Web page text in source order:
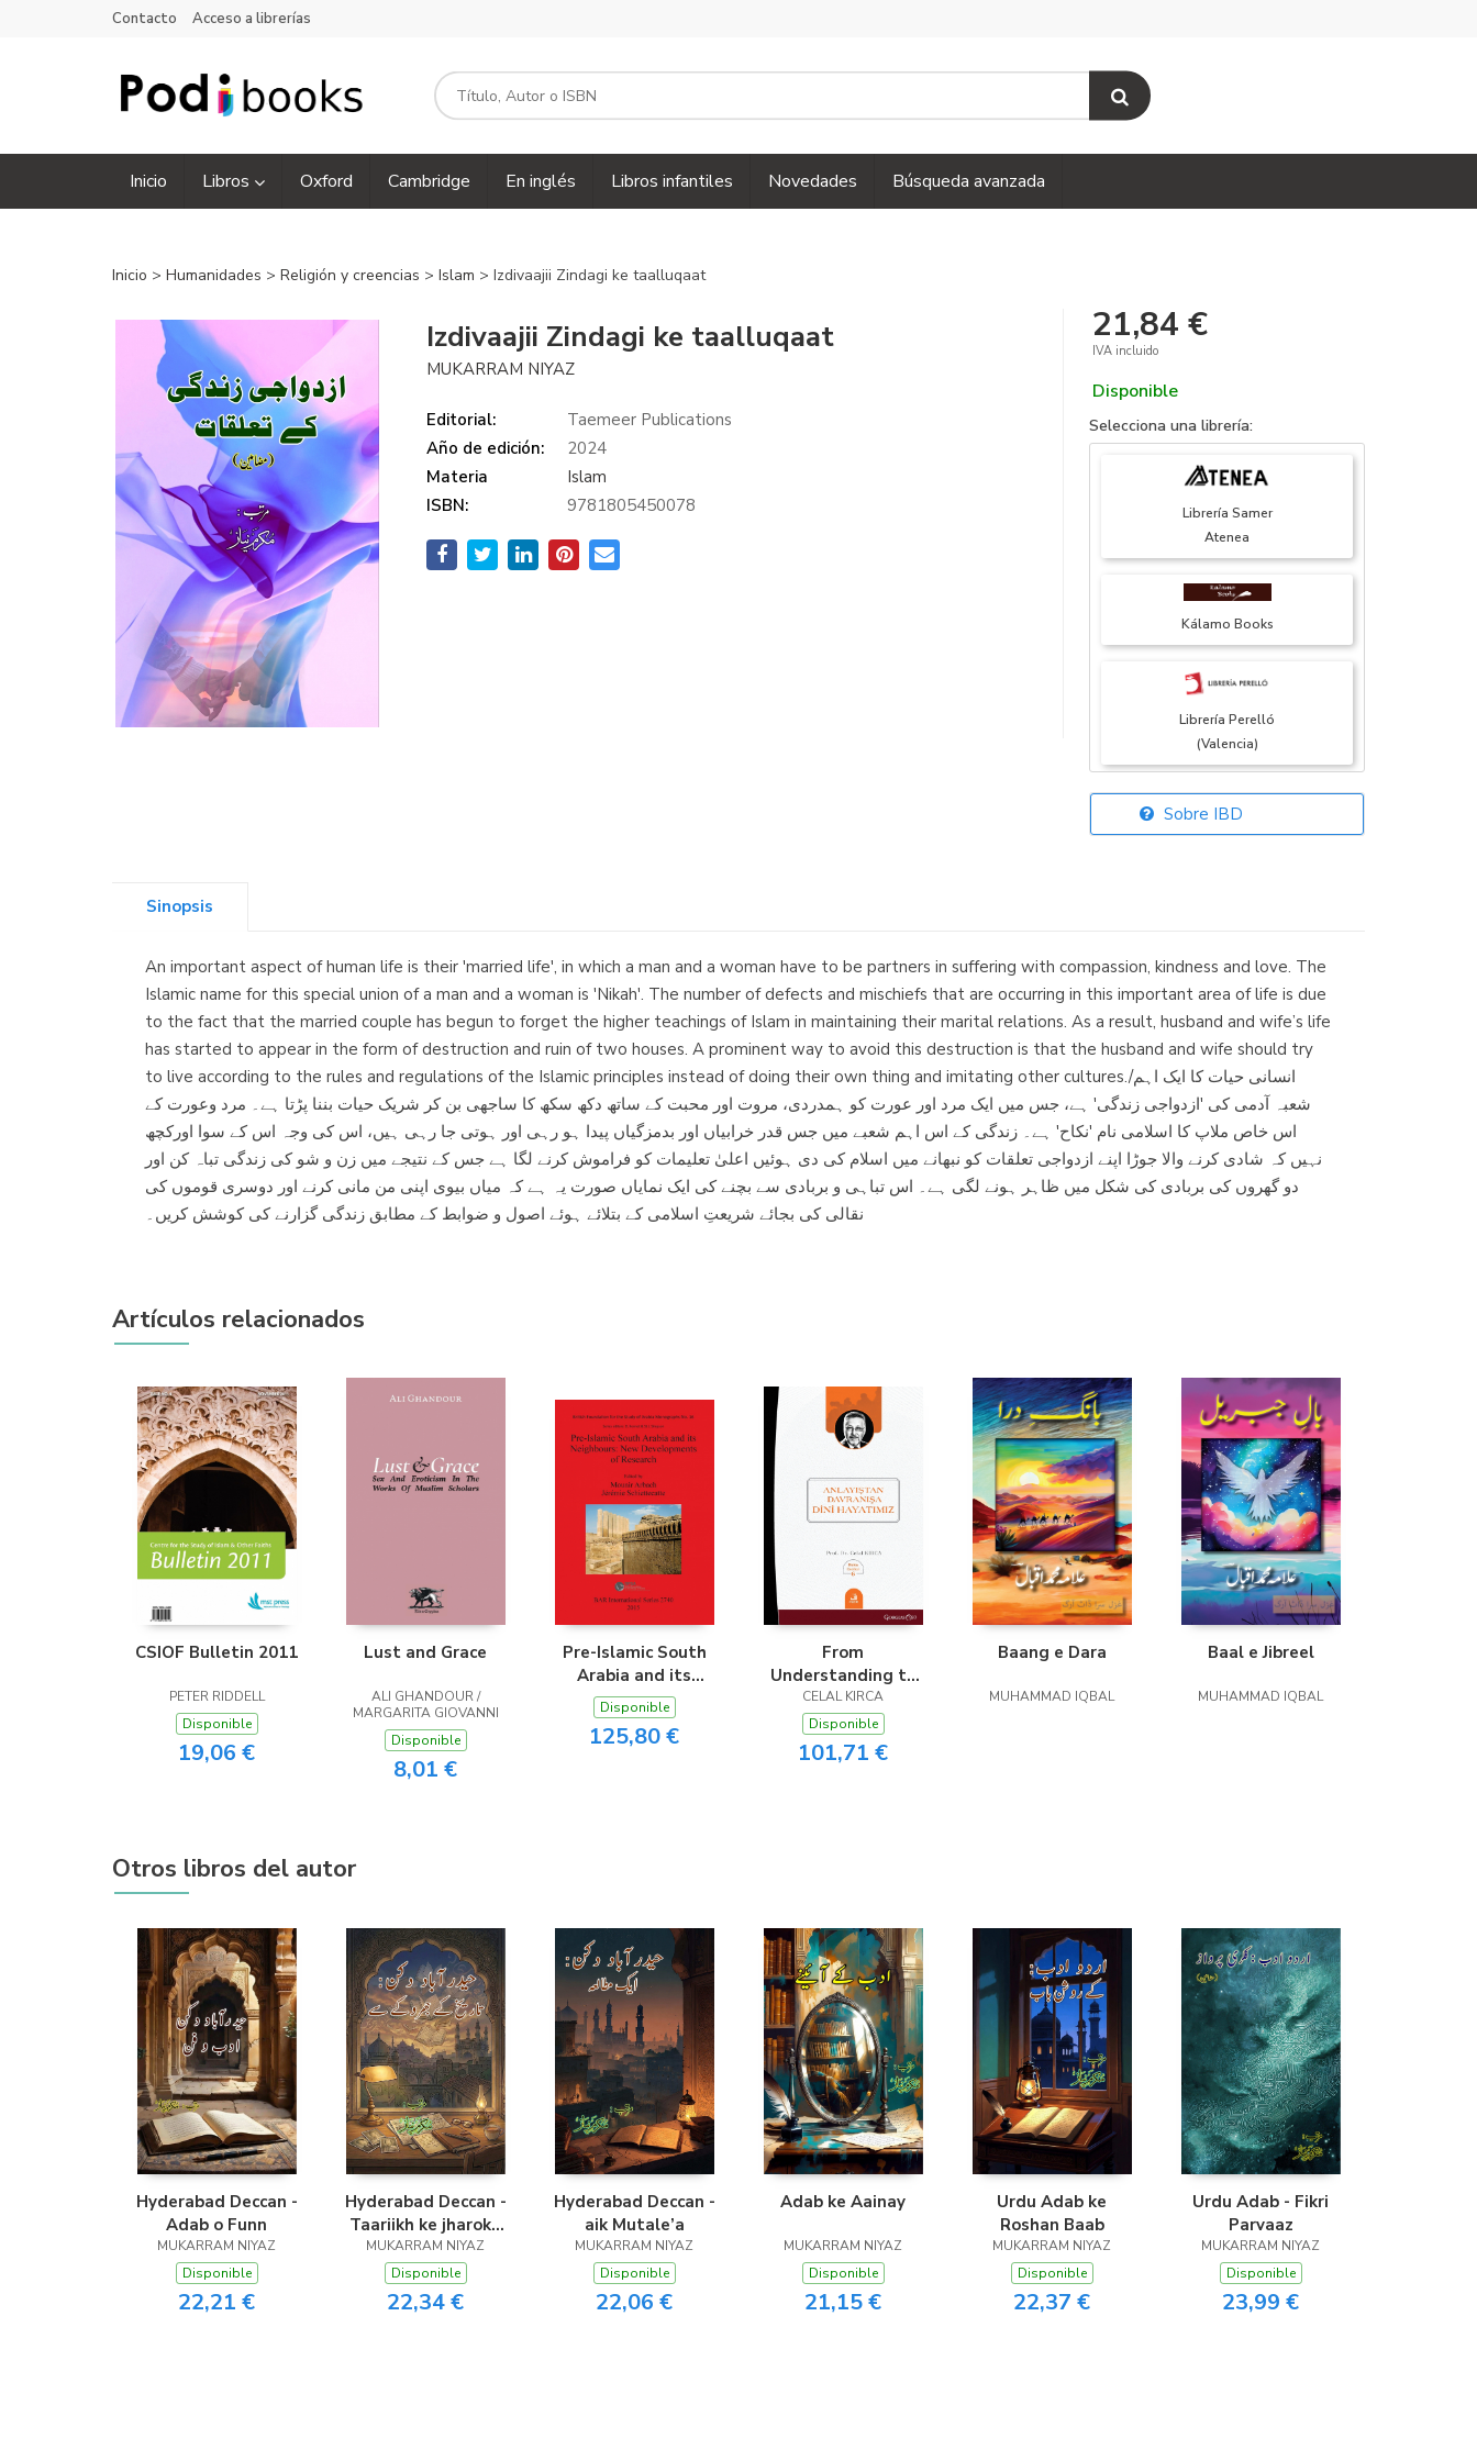
Contacto Acceso a librerías
Inicio Libros Oxford Cambridge En inglés Libros infantiles Novedades Búsqueda avanzada
Inicio > Humanidades > Religión y creencias > Islam > Izdivaajii Zindagi ke taalluqaat
Izdivaajii Zindagi ke taalluqaat
MUKARRAM NIYAZ
Editorial:
Taemeer Publications
Año de edición:
2024
Materia
Islam
ISBN:
9781805450078
21,84 €
IVA incluido
Disponible
Selecciona una librería:
Librería Samer
Atenea
Kálamo Books
Librería Perelló
(Valencia)
Librería Elías
Librería Proteo
(Málaga)
Sobre IBD
Sinopsis
An important aspect of human life is their 'married life', in which a man and a woman have to be partners in suffering with compassion, kindness and love. The
Islamic name for this special union of a man and a woman is 'Nikah'. The number of defects and mischiefs that are occurring in this important area of ​​life is due
to the fact that the married couple has begun to forget the higher teachings of Islam in maintaining their marital relations. As a result, husband and wife’s life
has started to appear in the form of destruction and ruin of two houses. A prominent way to avoid this destruction is that the husband and wife should try
to live according to the rules and regulations of the Islamic principles instead of doing their own thing and imitating other cultures./انسانی حیات کا ایک اہم
شعبہ آدمی کی 'ازدواجی زندگی' ہے، جس میں ایک مرد اور عورت کو ہمدردی، مروت اور محبت کے ساتھ دکھ سکھ کا ساجھی بن کر شریک حیات بننا پڑتا ہے۔ مرد وعورت کے
اس خاص ملاپ کا اسلامی نام 'نکاح' ہے۔ زندگی کے اس اہم شعبے میں جس قدر خرابیاں اور بدمزگیاں پیدا ہو رہی اور ہوتی جا رہی ہیں، اس کی وجہ اس کے سوا اورکچھ
نہیں کہ شادی کرنے والا جوڑا اپنے ازدواجی تعلقات کو نبھانے میں اسلام کی دی ہوئیں اعلیٰ تعلیمات کو فراموش کرنے لگا ہے جس کے نتیجے میں زن و شو کی زندگی تباہ کن اور
دو گھروں کی بربادی کی شکل میں ظاہر ہونے لگی ہے۔ اس تباہی و بربادی سے بچنے کی ایک نمایاں صورت یہ ہے کہ میاں بیوی اپنی من مانی کرنے اور دوسری قوموں کی
نقالی کی بجائے شریعتِ اسلامی کے بتلائے ہوئے اصول و ضوابط کے مطابق زندگی گزارنے کی کوشش کریں۔
Artículos relacionados
CSIOF Bulletin 2011
PETER RIDDELL
Disponible
19,06 €
Lust and Grace
ALI GHANDOUR /
MARGARITA GIOVANNI
Disponible
8,01 €
Pre-Islamic South
Arabia and its
Neighbours
Disponible
125,80 €
From
Understanding to
Behavior Our
Religious Life
CELAL KIRCA
Disponible
101,71 €
Baang e Dara
MUHAMMAD IQBAL
Baal e Jibreel
MUHAMMAD IQBAL
Otros libros del autor
Hyderabad Deccan -
Adab o Funn
MUKARRAM NIYAZ
Disponible
22,21 €
Hyderabad Deccan -
Taariikh ke jharoke
se
MUKARRAM NIYAZ
Disponible
22,34 €
Hyderabad Deccan -
aik Mutale’a
MUKARRAM NIYAZ
Disponible
22,06 €
Adab ke Aainay
MUKARRAM NIYAZ
Disponible
21,15 €
Urdu Adab ke
Roshan Baab
MUKARRAM NIYAZ
Disponible
22,37 €
Urdu Adab - Fikri
Parvaaz
MUKARRAM NIYAZ
Disponible
23,99 €